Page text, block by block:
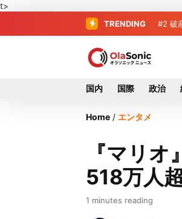
t>
TRENDING #2
#3 プ
国内 国際 政治
Home / エンタメ
『マリ
518万人
1 minutes reading